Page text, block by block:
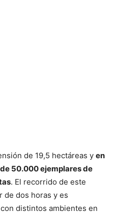
de 19,5 hectáreas y en
50.000 ejemplares de
. El recorrido de este
de dos horas y es
distintos ambientes en